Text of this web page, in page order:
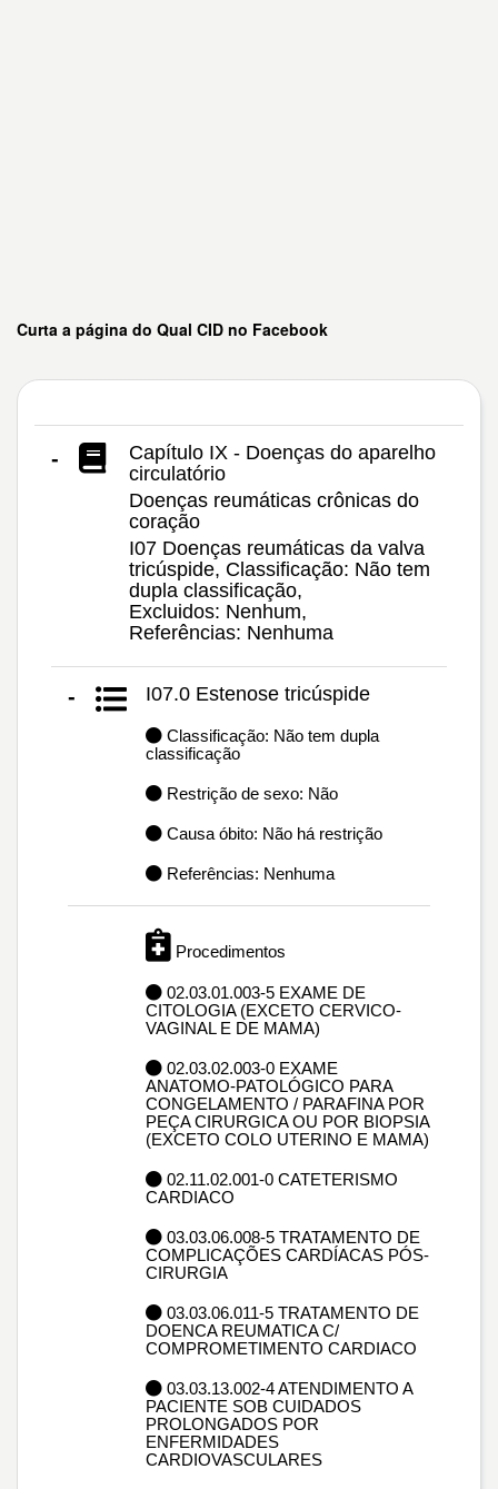
Curta a página do Qual CID no Facebook
-
Capítulo IX - Doenças do aparelho
circulatório
Doenças reumáticas crônicas do
coração
I07 Doenças reumáticas da valva
tricúspide, Classificação: Não tem
dupla classificação,
Excluidos: Nenhum,
Referências: Nenhuma
- I07.0 Estenose tricúspide
Classificação: Não tem dupla
classificação
Restrição de sexo: Não
Causa óbito: Não há restrição
Referências: Nenhuma
Procedimentos
02.03.01.003-5 EXAME DE
CITOLOGIA (EXCETO CERVICO-
VAGINAL E DE MAMA)
02.03.02.003-0 EXAME
ANATOMO-PATOLÓGICO PARA
CONGELAMENTO / PARAFINA POR
PEÇA CIRURGICA OU POR BIOPSIA
(EXCETO COLO UTERINO E MAMA)
02.11.02.001-0 CATETERISMO
CARDIACO
03.03.06.008-5 TRATAMENTO DE
COMPLICAÇÕES CARDÍACAS PÓS-
CIRURGIA
03.03.06.011-5 TRATAMENTO DE
DOENCA REUMATICA C/
COMPROMETIMENTO CARDIACO
03.03.13.002-4 ATENDIMENTO A
PACIENTE SOB CUIDADOS
PROLONGADOS POR
ENFERMIDADES
CARDIOVASCULARES